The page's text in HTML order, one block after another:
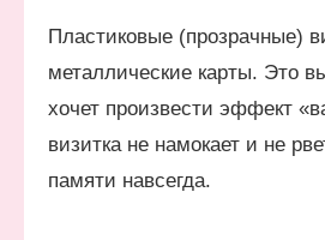
Пластиковые (прозрачные)
металлические карты. Это
хочет произвести эффект
визитка не намокает и не
памяти навсегда.